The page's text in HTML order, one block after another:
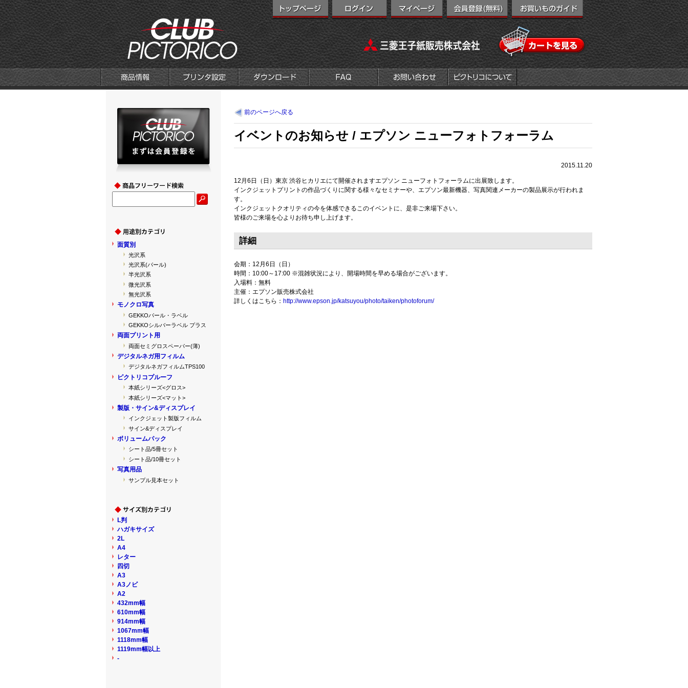
前のページへ戻る
イベントのお知らせ / エプソン ニューフォトフォーラム
2015.11.20
12月6日（日）東京 渋谷ヒカリエにて開催されますエプソン ニューフォトフォーラムに出展致します。
インクジェットプリントの作品づくりに関する様々なセミナーや、エプソン最新機器、写真関連メーカーの製品展示が行われま
す。
インクジェットクオリティの今を体感できるこのイベントに、是非ご来場下さい。
皆様のご来場を心よりお待ち申し上げます。
詳細
会期：12月6日（日）
時間：10:00～17:00 ※混雑状況により、開場時間を早める場合がございます。
入場料：無料
主催：エプソン販売株式会社
詳しくはこちら： http://www.epson.jp/katsuyou/photo/taiken/photoforum/
面質別
光沢系
光沢系(パール)
半光沢系
微光沢系
無光沢系
モノクロ写真
GEKKOパール・ラベル
GEKKOシルバーラベル プラス
両面プリント用
両面セミグロスペーパー(薄)
デジタルネガ用フィルム
デジタルネガフィルムTPS100
ピクトリコプルーフ
本紙シリーズ<グロス>
本紙シリーズ<マット>
製版・サイン&ディスプレイ
インクジェット製版フィルム
サイン&ディスプレイ
ボリュームパック
シート品/5冊セット
シート品/10冊セット
写真用品
サンプル見本セット
L判
ハガキサイズ
2L
A4
レター
四切
A3
A3ノビ
A2
432mm幅
610mm幅
914mm幅
1067mm幅
1118mm幅
1119mm幅以上
-